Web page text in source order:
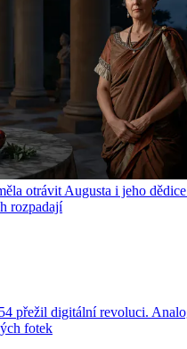
otrávit Augusta i jeho
rozpadají
přežil digitální revoluci.
fotek